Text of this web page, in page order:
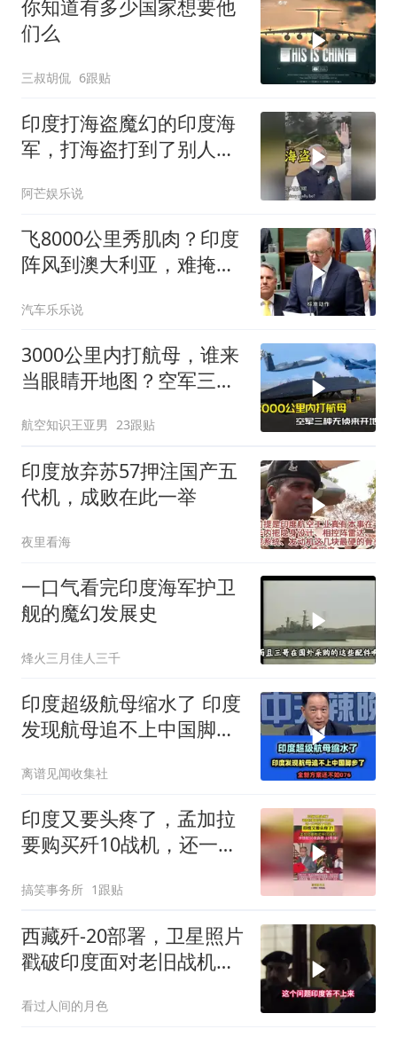
你知道有多少国家想要他
们么
三叔胡侃 6跟贴
印度打海盗魔幻的印度海
军，打海盗打到了别人家
有多魔幻
阿芒娱乐说
飞8000公里秀肌肉？印度
阵风到澳大利亚，难掩真
汽车乐乐说
3000公里内打航母，谁来
当眼睛开地图？空军三种
航空知识王亚男 23跟贴
印度放弃苏57押注国产五
代机，成败在此一举
夜里看海
一口气看完印度海军护卫
舰的魔幻发展史
烽火三月佳人三千
印度超级航母缩水了 印度
发现航母追不上中国脚步
离谱见闻收集社
印度又要头疼了，孟加拉
要购买歼10战机，还一口
搞笑事务所 1跟贴
西藏歼-20部署，卫星照片
戳破印度面对老旧战机事
看过人间的月色